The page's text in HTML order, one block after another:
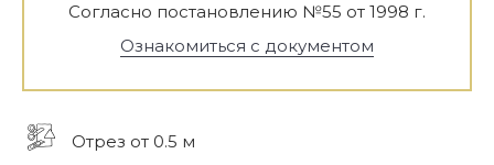
Согласно постановлению №55 от 1998 г.
Ознакомиться с документом
Отрез от 0.5 м